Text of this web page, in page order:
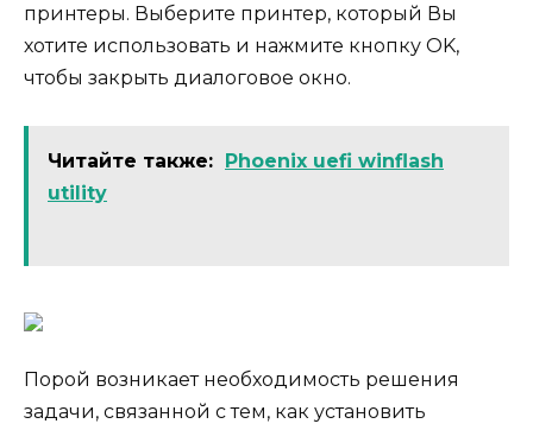
принтеры. Выберите принтер, который Вы
хотите использовать и нажмите кнопку OK,
чтобы закрыть диалоговое окно.
Читайте также:
Phoenix uefi winflash
utility
Порой возникает необходимость решения
задачи, связанной с тем, как установить